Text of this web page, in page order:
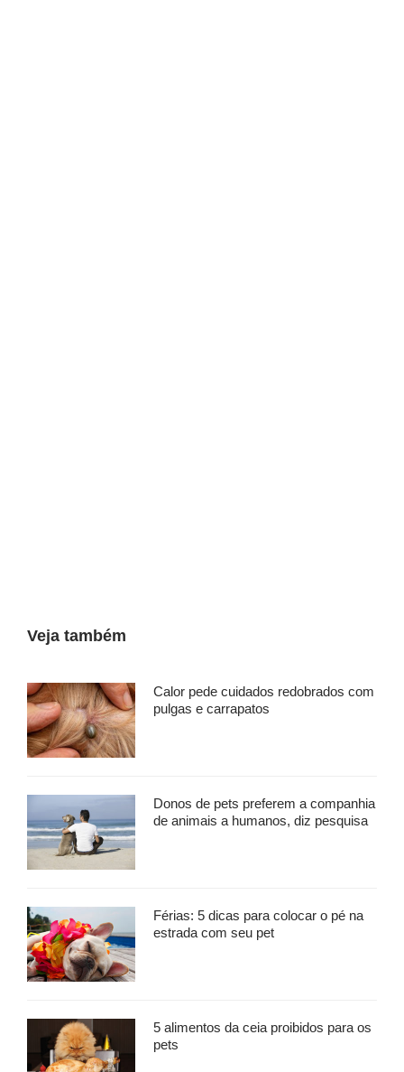
Veja também
Calor pede cuidados redobrados com
pulgas e carrapatos
Donos de pets preferem a companhia
de animais a humanos, diz pesquisa
Férias: 5 dicas para colocar o pé na
estrada com seu pet
5 alimentos da ceia proibidos para os
pets